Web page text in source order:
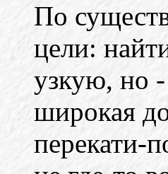
По
цели:
узкую, но
широкая
перекати-